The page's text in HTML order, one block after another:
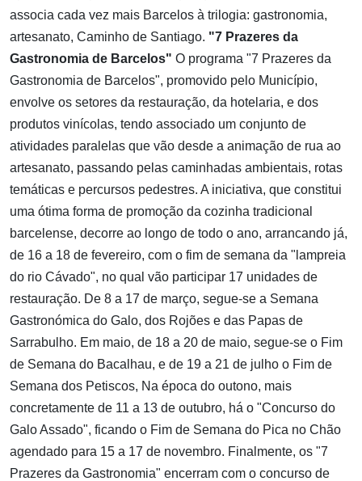
associa cada vez mais Barcelos à trilogia: gastronomia,
artesanato, Caminho de Santiago. "7 Prazeres da
Gastronomia de Barcelos" O programa "7 Prazeres da
Gastronomia de Barcelos", promovido pelo Município,
envolve os setores da restauração, da hotelaria, e dos
produtos vinícolas, tendo associado um conjunto de
atividades paralelas que vão desde a animação de rua ao
artesanato, passando pelas caminhadas ambientais, rotas
temáticas e percursos pedestres. A iniciativa, que constitui
uma ótima forma de promoção da cozinha tradicional
barcelense, decorre ao longo de todo o ano, arrancando já,
de 16 a 18 de fevereiro, com o fim de semana da "lampreia
do rio Cávado", no qual vão participar 17 unidades de
restauração. De 8 a 17 de março, segue-se a Semana
Gastronómica do Galo, dos Rojões e das Papas de
Sarrabulho. Em maio, de 18 a 20 de maio, segue-se o Fim
de Semana do Bacalhau, e de 19 a 21 de julho o Fim de
Semana dos Petiscos, Na época do outono, mais
concretamente de 11 a 13 de outubro, há o "Concurso do
Galo Assado", ficando o Fim de Semana do Pica no Chão
agendado para 15 a 17 de novembro. Finalmente, os "7
Prazeres da Gastronomia" encerram com o concurso de